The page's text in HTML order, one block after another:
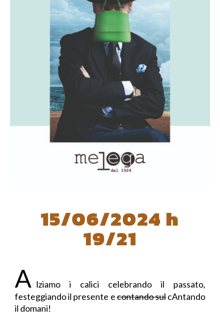
15/06/2024 h
19/21
A lziamo i calici celebrando il passato,
festeggiando il presente econtando sulcAntando
il domani!